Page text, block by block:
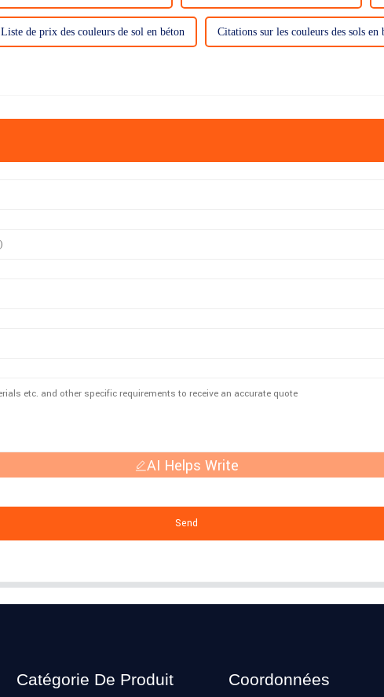
Liste de prix des couleurs de sol en béton Citations sur les couleurs des sols en
AI Helps Write
Send
Catégorie De Produit Coordonnées